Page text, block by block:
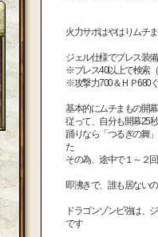
火力サポはやはりムチ
ジェル仕様でブレス装
※ブレス40以上で検索
※攻撃力700＆ＨＰ680
基本的にムチまもの開
従って、自分も開幕25
踊りなら「つるぎの舞
た
その為、途中で１～２
即沸きで、誰も居ない
ドラゴンゾンビ強は、
です